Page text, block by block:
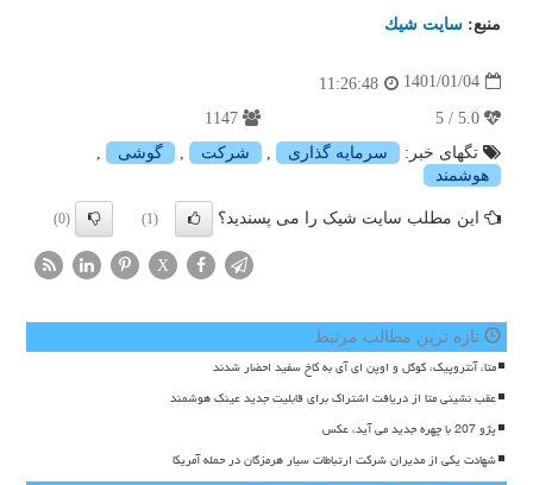
منبع: سایت شیك
1401/01/04
11:26:48
تگهای خبر:
سرمایه گذاری شركت گوشی
هوشمند
این مطلب سایت شیک را می پسندید؟ (1)
(0)
X
تازه ترین مطالب مرتبط
متا، آنتروپیک، گوگل و اوپن ای آی به کاخ سفید احضار شدند
عقب نشینی متا از دریافت اشتراک برای قابلیت جدید عینک هوشمند
پژو 207 با چهره جدید می آید، عکس
شهادت یکی از مدیران شرکت ارتباطات سیار هرمزگان در حمله آمریکا